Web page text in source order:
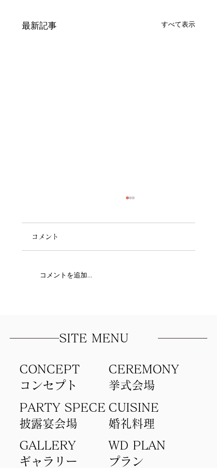
最新記事 すべて表示
コメント
コメントを追加…
CONCEPT
コンセプト​
​CEREMONY
​挙式会場
GALLERY
ギャラリー
PARTY SPECE
​披露宴会場
CUISINE
​婚礼料理
​プラン
WD PLAN
SITE MENU